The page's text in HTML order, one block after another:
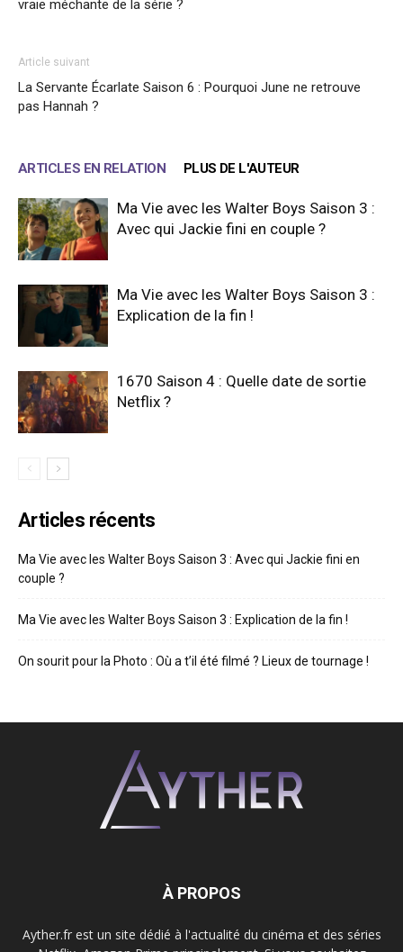
vraie méchante de la série ?
Article suivant
La Servante Écarlate Saison 6 : Pourquoi June ne retrouve
pas Hannah ?
ARTICLES EN RELATION PLUS DE L'AUTEUR
Ma Vie avec les Walter Boys Saison 3 :
Avec qui Jackie fini en couple ?
Ma Vie avec les Walter Boys Saison 3 :
Explication de la fin !
1670 Saison 4 : Quelle date de sortie
Netflix ?
Articles récents
Ma Vie avec les Walter Boys Saison 3 : Avec qui Jackie fini en
couple ?
Ma Vie avec les Walter Boys Saison 3 : Explication de la fin !
On sourit pour la Photo : Où a t’il été filmé ? Lieux de tournage !
À PROPOS
Ayther.fr est un site dédié à l'actualité du cinéma et des séries